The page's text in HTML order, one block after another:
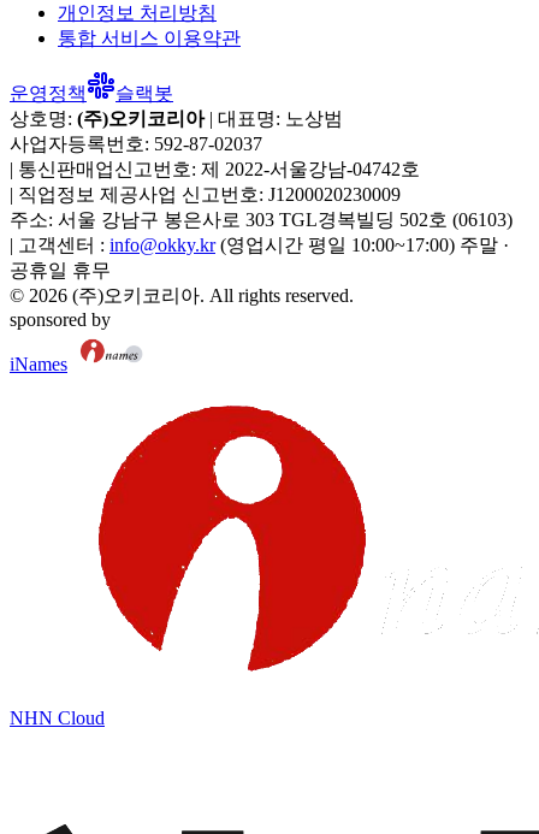
개인정보 처리방침
통합 서비스 이용약관
운영정책
슬랙봇
상호명: (주)오키코리아| 대표명: 노상범
사업자등록번호: 592-87-02037
| 통신판매업신고번호: 제 2022-서울강남-04742호
| 직업정보 제공사업 신고번호: J1200020230009
주소: 서울 강남구 봉은사로 303 TGL경복빌딩 502호 (06103)
| 고객센터 : info@okky.kr (영업시간 평일 10:00~17:00) 주말 ·
공휴일 휴무
© 2026 (주)오키코리아. All rights reserved.
sponsored by
iNames
NHN Cloud